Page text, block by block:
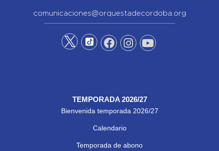
comunicaciones@orquestadecordoba.org
TEMPORADA 2026/27
Bienvenida temporada 2026/27
Calendario
Temporada de abono